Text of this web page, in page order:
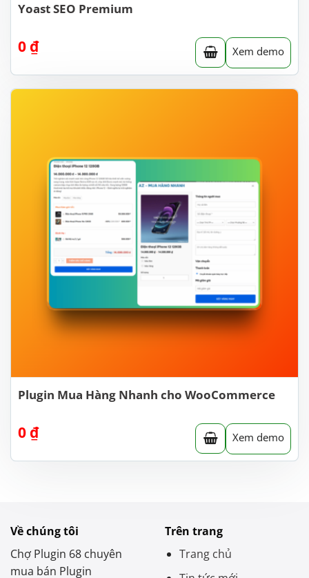
Yoast SEO Premium
0 ₫ Xem demo
Plugin Mua Hàng Nhanh cho WooCommerce
0 ₫ Xem demo
Về chúng tôi
Chợ Plugin 68 chuyên
mua bán Plugin
Trên trang
Trang chủ